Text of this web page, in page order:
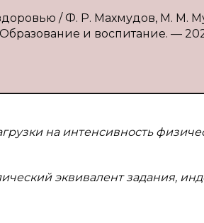
/ Ф. Р. Махмудов, М. М.
и воспитание. —
на интенсивность
эквивалент задания,